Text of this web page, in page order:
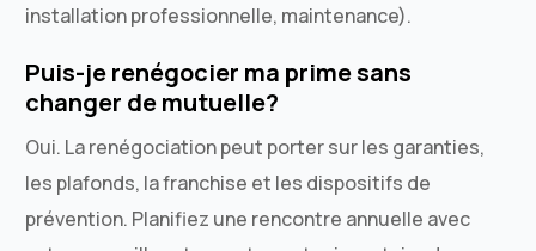
installation professionnelle, maintenance).
Puis-je renégocier ma prime sans
changer de mutuelle?
Oui. La renégociation peut porter sur les garanties,
les plafonds, la franchise et les dispositifs de
prévention. Planifiez une rencontre annuelle avec